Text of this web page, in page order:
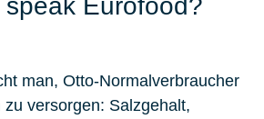
speak Eurofood?
man, Otto-Normalverbraucher
versorgen: Salzgehalt,